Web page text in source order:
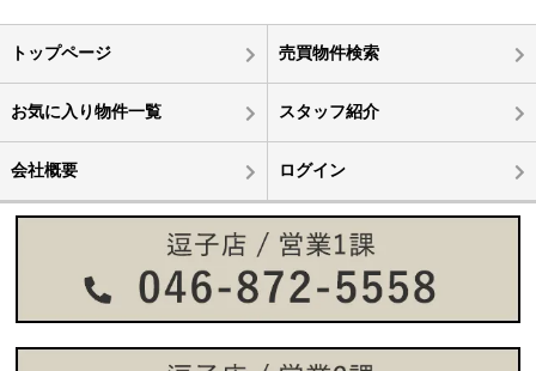
トップページ 売買物件検索
お気に入り物件一覧 スタッフ紹介
会社概要 ログイン